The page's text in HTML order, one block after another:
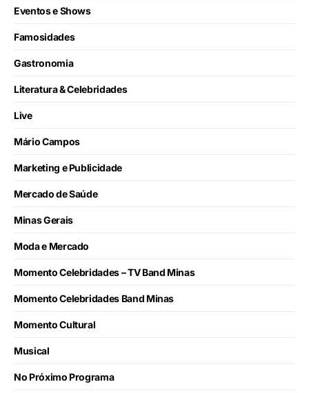
Eventos e Shows
Famosidades
Gastronomia
Literatura & Celebridades
Live
Mário Campos
Marketing e Publicidade
Mercado de Saúde
Minas Gerais
Moda e Mercado
Momento Celebridades – TV Band Minas
Momento Celebridades Band Minas
Momento Cultural
Musical
No Próximo Programa